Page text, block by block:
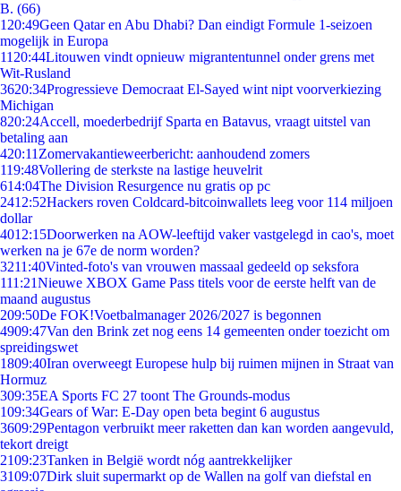
B. (66)
1 20:49Geen Qatar en Abu Dhabi? Dan eindigt Formule 1-seizoen
mogelijk in Europa
11 20:44Litouwen vindt opnieuw migrantentunnel onder grens met
Wit-Rusland
3620:34Progressieve Democraat El-Sayed wint nipt voorverkiezing
Michigan
820:24Accell, moederbedrijf Sparta en Batavus, vraagt uitstel van
betaling aan
420:11 Zomervakantieweerbericht: aanhoudend zomers
119:48Vollering de sterkste na lastige heuvelrit
614:04The Division Resurgence nu gratis op pc
2412:52Hackers roven Coldcard-bitcoinwallets leeg voor 114 miljoen
dollar
4012:15Doorwerken na AOW-leeftijd vaker vastgelegd in cao's, moet
werken na je 67e de norm worden?
3211:40Vinted-foto's van vrouwen massaal gedeeld op seksfora
111:21Nieuwe XBOX Game Pass titels voor de eerste helft van de
maand augustus
209:50De FOK!Voetbalmanager 2026/2027 is begonnen
4909:47Van den Brink zet nog eens 14 gemeenten onder toezicht om
spreidingswet
1809:40Iran overweegt Europese hulp bij ruimen mijnen in Straat van
Hormuz
309:35EA Sports FC 27 toont The Grounds-modus
109:34Gears of War: E-Day open beta begint 6 augustus
3609:29Pentagon verbruikt meer raketten dan kan worden aangevuld,
tekort dreigt
2109:23Tanken in België wordt nóg aantrekkelijker
3109:07Dirk sluit supermarkt op de Wallen na golf van diefstal en